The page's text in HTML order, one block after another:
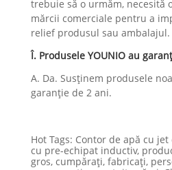
trebuie să o urmăm, necesită
mărcii comerciale pentru a
relief produsul sau ambalajul.
Î. Produsele YOUNIO au
A. Da. Susținem produsele
garanție de 2 ani.
Hot Tags: Contor de apă cu
cu pre-echipat inductiv,
gros, cumpărați, fabricați,